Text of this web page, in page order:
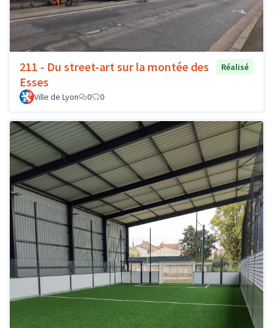
211 - Du street-art sur la montée des
Esses
Réalisé
Ville de Lyon 0 0